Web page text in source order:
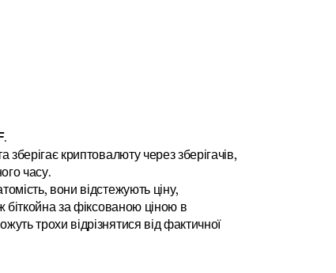
.
криптовалюту через зберігачів,
часу.
вони відстежують ціну,
біткойна за фіксованою ціною в
трохи відрізнятися від фактичної